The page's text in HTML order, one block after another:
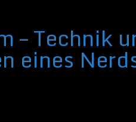
– Technik
eines